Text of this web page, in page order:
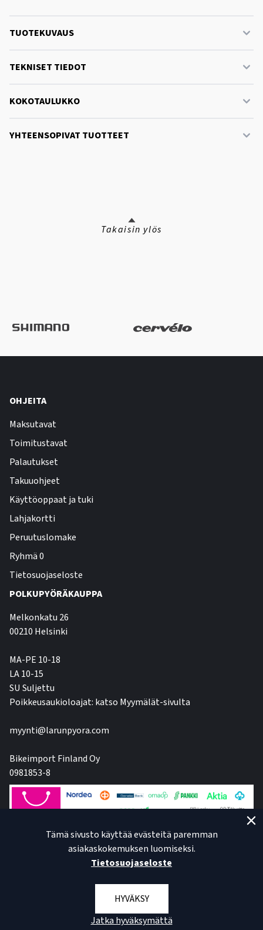
TUOTEKUVAUS
TEKNISET TIEDOT
KOKOTAULUKKO
YHTEENSOPIVAT TUOTTEET
Takaisin ylös
OHJEITA
Maksutavat
Toimitustavat
Palautukset
Takuuohjeet
Käyttöoppaat ja tuki
Lahjakortti
Peruutuslomake
Ryhmä 0
Tietosuojaseloste
POLKUPYÖRÄKAUPPA
Melkonkatu 26
00210 Helsinki
MA-PE 10-18
LA 10-15
SU Suljettu
Poikkeusaukioloajat: katso Myymälät-sivulta
myynti@larunpyora.com
Bikeimport Finland Oy
0981853-8
Tämä sivusto käyttää evästeitä paremman
asiakaskokemuksen luomiseksi.
Tietosuojaseloste
HYVÄKSY
Jatka hyväksymättä